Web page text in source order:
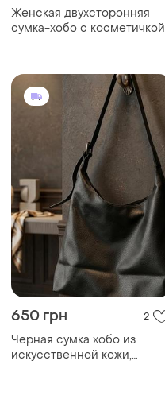
Женская двухсторонняя
сумка-хобо с косметичкой
650 грн 2
Черная сумка хобо из
искусственной кожи,